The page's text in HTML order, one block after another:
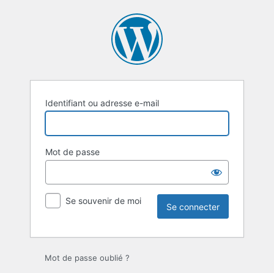
Identifiant ou adresse e-mail
Mot de passe
Se souvenir de moi
Mot de passe oublié ?